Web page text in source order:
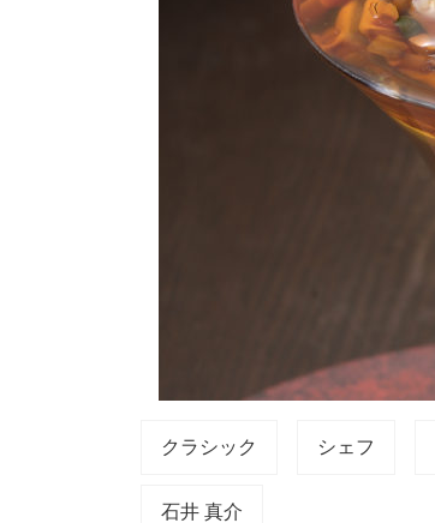
クラシック シェフ
石井 真介